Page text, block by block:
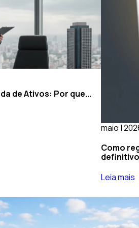
de Ativos: Por que...
maio |
Como
Leia mais